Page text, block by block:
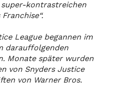
kontrastreichen
League begannen im
darauffolgenden
Monate später wurden
von Snyders Justice
von Warner Bros.